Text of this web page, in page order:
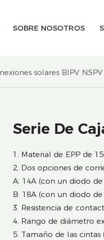
SOBRE NOSOTROS
solares BIPV NSPV
Serie De
1. Material de EPP de
2. Dos opciones de
A: 14A (con un diodo de
B: 18A (con un diodo de
3. Resistencia de
4. Rango de diámetro
5. Tamaño de las cintas